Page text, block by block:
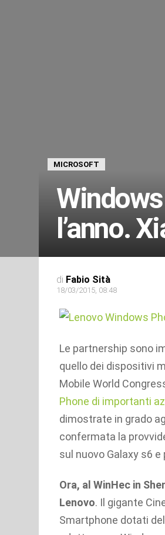
MICROSOFT
l’anno.
di Fabio Sità
18/03/2015, 08:48
Le partnership sono
quello dei dispositivi
Mobile World
Phone di importanti
dimostrate in grado
confermata la
sul nuovo Galaxy s6
Ora, al WinHec in
Lenovo. Il gigante
Smartphone dotati